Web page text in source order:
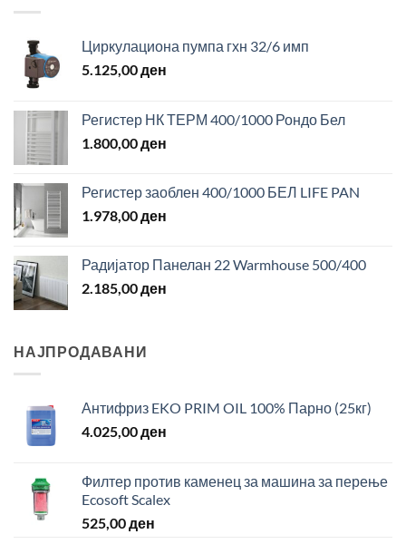
Циркулациона пумпа гхн 32/6 имп
5.125,00ден
Регистер НК ТЕРМ 400/1000 Рондо Бел
1.800,00ден
Регистер заоблен 400/1000 БЕЛ LIFE PAN
1.978,00ден
Радијатор Панелан 22 Warmhouse 500/400
2.185,00ден
НАЈПРОДАВАНИ
Антифриз EKO PRIM OIL 100% Парно (25кг)
4.025,00ден
Филтер против каменец за машина за перење
Ecosoft Scalex
525,00ден